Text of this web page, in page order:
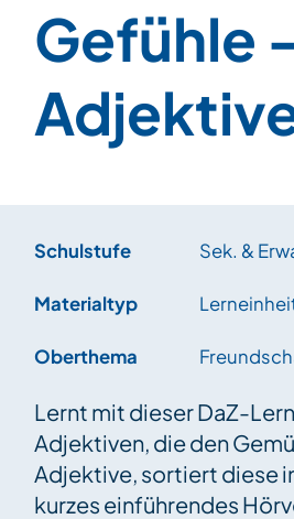
Gefühle
Schulstufe Sek. &
Materialtyp
Oberthema
Lernt mit dieser DaZ-
Adjektiven, die den
Adjektive, sortiert diese
kurzes einführendes